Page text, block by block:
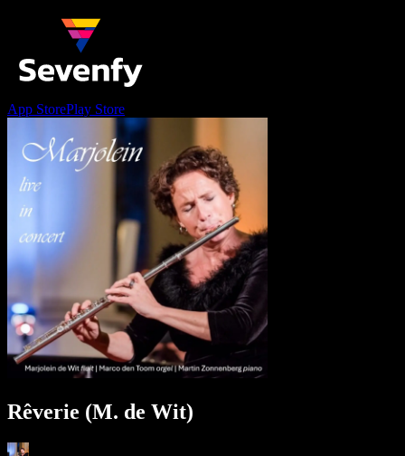
App StorePlay Store
Rêverie (M. de Wit)